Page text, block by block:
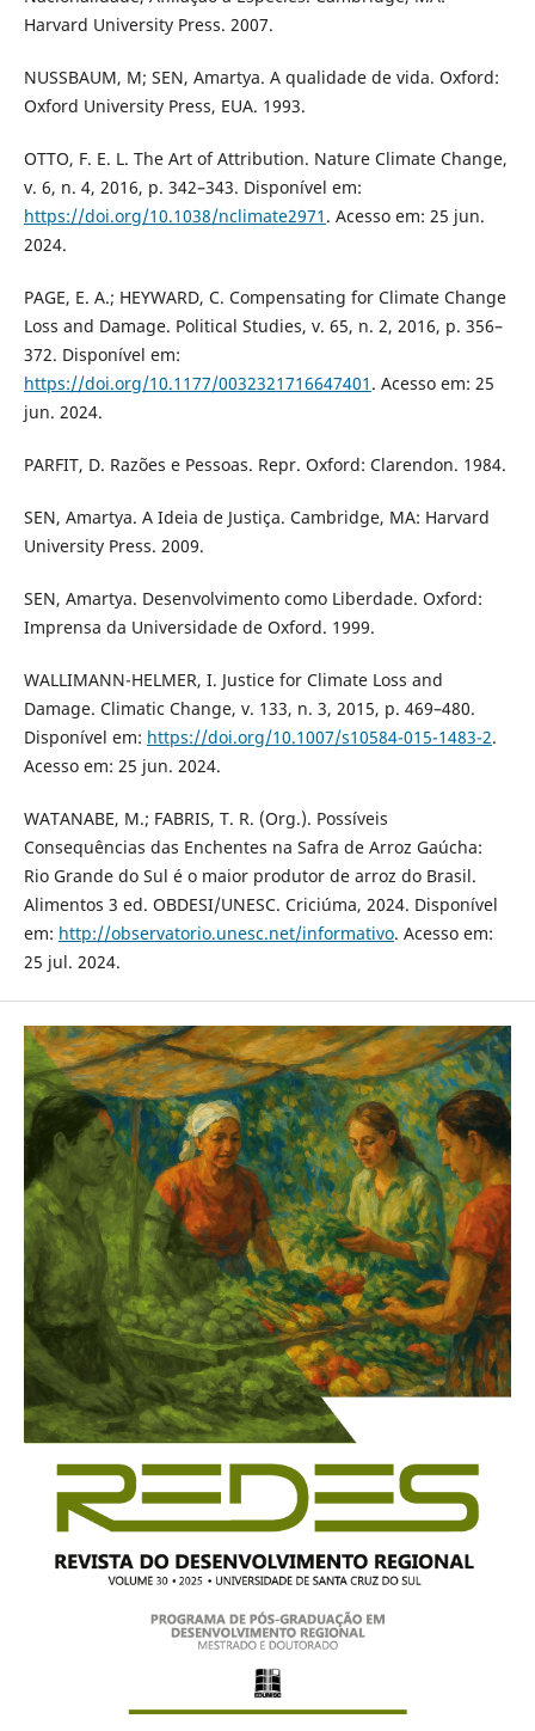
Harvard University Press. 2007.
NUSSBAUM, M; SEN, Amartya. A qualidade de vida. Oxford:
Oxford University Press, EUA. 1993.
OTTO, F. E. L. The Art of Attribution. Nature Climate Change,
v. 6, n. 4, 2016, p. 342–343. Disponível em:
https://doi.org/10.1038/nclimate2971 . Acesso em: 25 jun.
2024.
PAGE, E. A.; HEYWARD, C. Compensating for Climate Change
Loss and Damage. Political Studies, v. 65, n. 2, 2016, p. 356–
372. Disponível em:
https://doi.org/10.1177/0032321716647401 . Acesso em: 25
jun. 2024.
PARFIT, D. Razões e Pessoas. Repr. Oxford: Clarendon. 1984.
SEN, Amartya. A Ideia de Justiça. Cambridge, MA: Harvard
University Press. 2009.
SEN, Amartya. Desenvolvimento como Liberdade. Oxford:
Imprensa da Universidade de Oxford. 1999.
WALLIMANN-HELMER, I. Justice for Climate Loss and
Damage. Climatic Change, v. 133, n. 3, 2015, p. 469–480.
Disponível em: https://doi.org/10.1007/s10584-015-1483-2.
Acesso em: 25 jun. 2024.
WATANABE, M.; FABRIS, T. R. (Org.). Possíveis
Consequências das Enchentes na Safra de Arroz Gaúcha:
Rio Grande do Sul é o maior produtor de arroz do Brasil.
Alimentos 3 ed. OBDESI/UNESC. Criciúma, 2024. Disponível
em: http://observatorio.unesc.net/informativo. Acesso em:
25 jul. 2024.